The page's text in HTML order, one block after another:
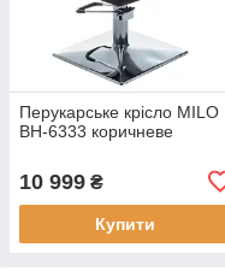
Перукарське крісло MILO
BH-6333 коричневе
10 999 ₴
Купити